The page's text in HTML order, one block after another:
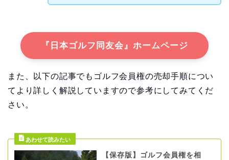
『日本ゴルフ同友会』ホームページ
また、以下の記事でもゴルフ会員権の売却手順につい
てより詳しく解説していますので参考にしてみてくだ
さい。
【保存版】ゴルフ会員権を相